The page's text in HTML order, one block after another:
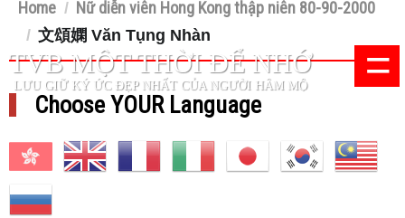
TVB MỘT THỜI ĐỂ NHỚ
LƯU GIỮ KÝ ỨC ĐẸP NHẤT CỦA NGƯỜI HÂM MỘ =
Home / Nữ diễn viên Hong Kong thập niên 80-90-2000
/ 文頌嫻 Văn Tụng Nhàn
Choose YOUR Language